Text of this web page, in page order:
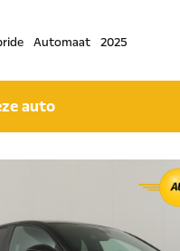
Automaat 2025
auto